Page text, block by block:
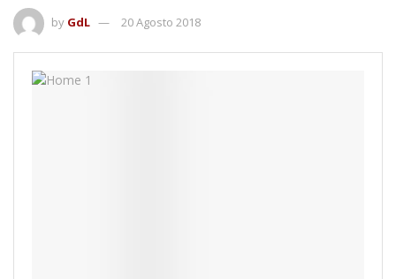
by GdL 20 Agosto 2018